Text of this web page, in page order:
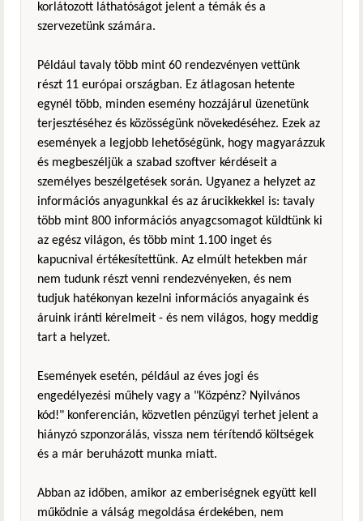
korlátozott láthatóságot jelent a témák és a
szervezetünk számára.
Például tavaly több mint 60 rendezvényen vettünk
részt 11 európai országban. Ez átlagosan hetente
egynél több, minden esemény hozzájárul üzenetünk
terjesztéséhez és közösségünk növekedéséhez. Ezek az
események a legjobb lehetőségünk, hogy magyarázzuk
és megbeszéljük a szabad szoftver kérdéseit a
személyes beszélgetések során. Ugyanez a helyzet az
információs anyagunkkal és az árucikkekkel is: tavaly
több mint 800 információs anyagcsomagot küldtünk ki
az egész világon, és több mint 1.100 inget és
kapucnival értékesítettünk. Az elmúlt hetekben már
nem tudunk részt venni rendezvényeken, és nem
tudjuk hatékonyan kezelni információs anyagaink és
áruink iránti kérelmeit - és nem világos, hogy meddig
tart a helyzet.
Események esetén, például az éves jogi és
engedélyezési műhely vagy a "Közpénz? Nyilvános
kód!" konferencián, közvetlen pénzügyi terhet jelent a
hiányzó szponzorálás, vissza nem térítendő költségek
és a már beruházott munka miatt.
Abban az időben, amikor az emberiségnek együtt kell
működnie a válság megoldása érdekében, nem